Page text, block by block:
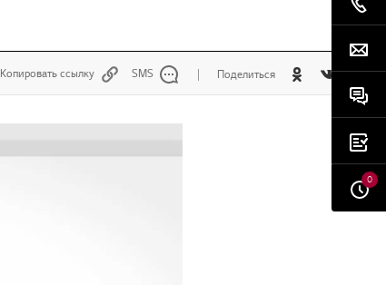
Копировать ссылку SMS Поделиться
0